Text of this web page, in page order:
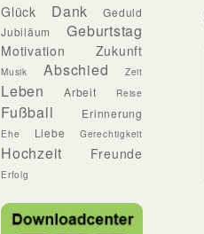
Glück Dank
Geduld
Jubiläum
Geburtstag
Motivation Zukunft
Musik Abschied Zeit
Leben Arbeit Reise
Fußball Erinnerung
Ehe Liebe Gerechtigkeit
Hochzeit Freunde
Erfolg